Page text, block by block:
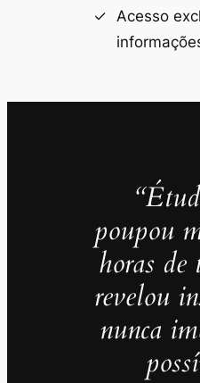
Acesso
poupou
horas de
revelou
nunca